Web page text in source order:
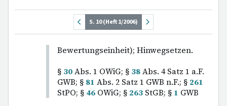
S. 10 (Heft 1/2006)
Bewertungseinheit); Hinwegsetzen.
§ 30Abs. 1 OWiG; § 38Abs. 4 Satz 1 a.F.
GWB; § 81 Abs. 2 Satz 1 GWB n.F.; § 261
StPO; § 46 OWiG; § 263 StGB; § 1 GWB